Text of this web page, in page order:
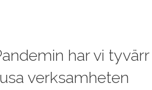
har vi tyvärr
verksamheten